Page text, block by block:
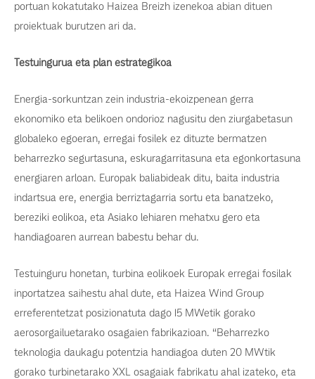
portuan kokatutako Haizea Breizh izenekoa abian dituen
proiektuak burutzen ari da.
Testuingurua eta plan estrategikoa
Energia-sorkuntzan zein industria-ekoizpenean gerra
ekonomiko eta belikoen ondorioz nagusitu den ziurgabetasun
globaleko egoeran, erregai fosilek ez dituzte bermatzen
beharrezko segurtasuna, eskuragarritasuna eta egonkortasuna
energiaren arloan. Europak baliabideak ditu, baita industria
indartsua ere, energia berriztagarria sortu eta banatzeko,
bereziki eolikoa, eta Asiako lehiaren mehatxu gero eta
handiagoaren aurrean babestu behar du.
Testuinguru honetan, turbina eolikoek Europak erregai fosilak
inportatzea saihestu ahal dute, eta Haizea Wind Group
erreferentetzat posizionatuta dago 15 MWetik gorako
aerosorgailuetarako osagaien fabrikazioan. “Beharrezko
teknologia daukagu potentzia handiagoa duten 20 MWtik
gorako turbinetarako XXL osagaiak fabrikatu ahal izateko, eta